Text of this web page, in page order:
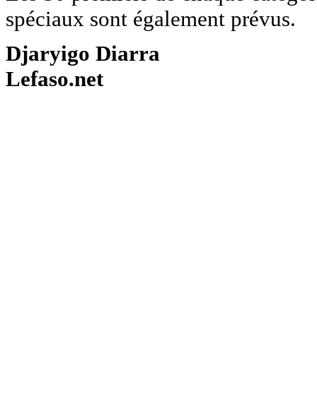
spéciaux sont également prévus.
Djaryigo Diarra
Lefaso.net